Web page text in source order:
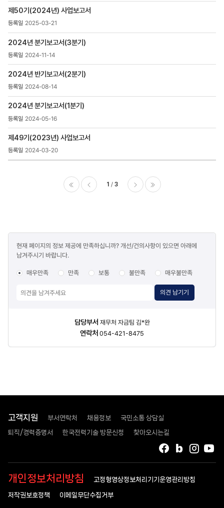
제50기(2024년) 사업보고서
2025-03-21
2024년 분기보고서(3분기)
2024-11-14
2024년 반기보고서(2분기)
2024-08-14
2024년 분기보고서(1분기)
2024-05-16
제49기(2023년) 사업보고서
2024-03-20
1 3
만족도
조사
현재 페이지의 정보 제공에 만족하십니까? 개선/건의사항이 있으면 아래에
남겨주시기 바랍니다.
매우만족 만족 보통 불만족 매우불만족
의견 남기기
담당부서 재무처 자금팀 김*완
연락처 054-421-8475
고객지원 부서연락처 채용정보 국민소통 상담실
퇴직/경력증명서 한국전력기술 방문신청 찾아오시는길
인스
블로그
페이스북
개인정보처리방침 고정형영상정보처리기기운영관리방침
저작권보호정책 이메일무단수집거부